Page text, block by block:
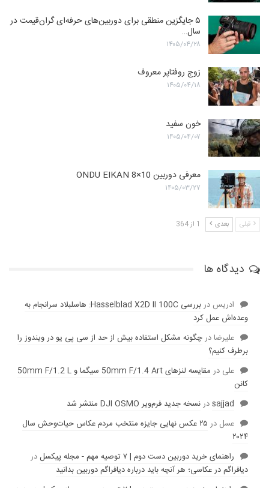
۵ جایگزین منطقی برای دوربین‌های حرفه‌ای گران‌قیمت در
سال…
۱۴۰۵/۰۴/۲۸
زوج روفتاپر معروف
۱۴۰۵/۰۴/۱۸
خون سفید
۱۴۰۵/۰۴/۰۷
معرفی دوربین ONDU EIKAN 8×10
۱۴۰۵/۰۳/۲۷
قبلی بعدی 1 از 364
دیدگاه ها
ادریس در
بررسی Hasselblad X2D II 100C: هاسلبلاد سرانجام به
وعده‌‌اش عمل کرد
عليرضادرچگونه مشکل استفاده بیش از حد از سی پی یو در ویندوز را
برطرف کنیم؟
علی در
مقایسه لنز‌های 50mm F/1.4 Art سیگما و 50mm F/1.2 L
کانن
sajjadدرنسخه جدید فرم‌ویر DJI OSMO منتشر شد
عسل در
۲۵ عکس نهایی جایزه منتخب مردم عکاس حیات‌وحش سال
۲۰۲۴
راهنمای خرید دوربین دست دوم | ۷ توصیه مهم - مجله پیکسل
در
دیافراگم در عکاسی؛ هر آنچه باید درباره دیافراگم دوربین بدانید